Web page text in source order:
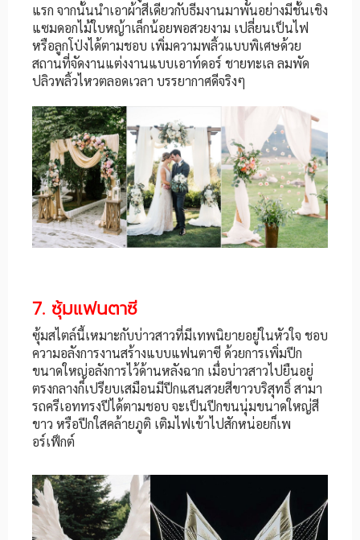
แรก จากนั้นนำเอาผ้าสีเดียวกับธีมงานมาพันอย่างมีชั้นเชิง
แซมดอกไม้ใบหญ้าเล็กน้อยพอสวยงาม เปลี่ยนเป็นไฟ
หรือลูกโป่งได้ตามชอบ เพิ่มความพลิ้วแบบพิเศษด้วย
สถานที่จัดงานแต่งงานแบบเอาท์ดอร์ ชายทะเล ลมพัด
ปลิวพลิ้วไหวตลอดเวลา บรรยากาศดีจริงๆ
7. ซุ้มแฟนตาซี
ซุ้มสไตล์นี้เหมาะกับบ่าวสาวที่มีเทพนิยายอยู่ในหัวใจ ชอบ
ความอลังการงานสร้างแบบแฟนตาซี ด้วยการเพิ่มปีก
ขนาดใหญ่อลังการไว้ด้านหลังฉาก เมื่อบ่าวสาวไปยืนอยู่
ตรงกลางก็เปรียบเสมือนมีปีกแสนสวยสีขาวบริสุทธิ์ สามา
รถครีเอททรงปีได้ตามชอบ จะเป็นปีกขนนุ่มขนาดใหญ่สี
ขาว หรือปีกใสคล้ายภูติ เติมไฟเข้าไปสักหน่อยก็เพ
อร์เฟ็กต์